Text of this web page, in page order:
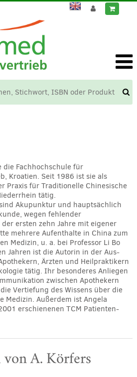
die Fachhochschule für
Kroatien. Seit 1986 ist sie als
Praxis für Traditionelle Chinesische
tätig.
Akupunktur und hauptsächlich
wegen fehlender
ersten zehn Jahre mit eigener
mehrere Aufenthalte in China zum
Medizin, u. a. bei Professor Li Bo
Jahren ist die Autorin in der Aus-
Ärzten und Heilpraktikern
tätig. Ihr besonderes Anliegen
zwischen Apothekern
Vertiefung des Wissens über die
Medizin. Außerdem ist Angela
erschienenen TCM Patienten-
A. Körfers